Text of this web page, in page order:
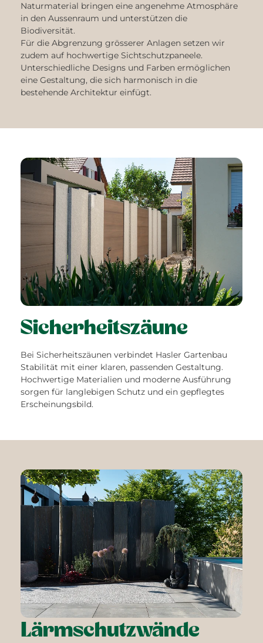
Naturmaterial bringen eine angenehme Atmosphäre
in den Aussenraum und unterstützen die
Biodiversität.
Für die Abgrenzung grösserer Anlagen setzen wir
zudem auf hochwertige Sichtschutzpaneele.
Unterschiedliche Designs und Farben ermöglichen
eine Gestaltung, die sich harmonisch in die
bestehende Architektur einfügt.
Sicherheitszäune
Bei Sicherheitszäunen verbindet Hasler Gartenbau
Stabilität mit einer klaren, passenden Gestaltung.
Hochwertige Materialien und moderne Ausführung
sorgen für langlebigen Schutz und ein gepflegtes
Erscheinungsbild.
Lärmschutzwände